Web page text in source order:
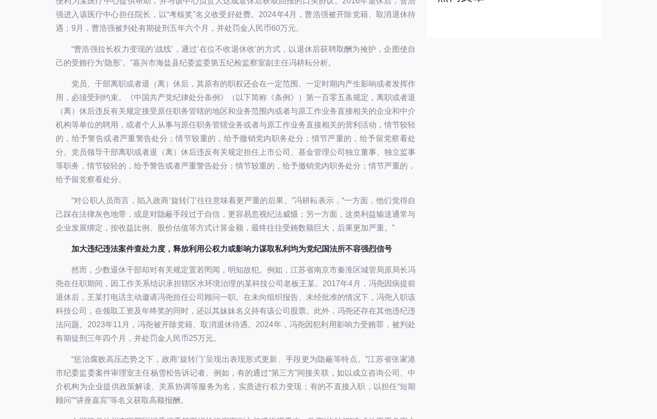
强进入该医疗中心担任院长，以“考核奖”名义收受好处费。2024年4月，曹浩强被开除党籍、取消退休待
遇；9月，曹浩强被判处有期徒刑五年六个月，并处罚金人民币60万元。
“曹浩强拉长权力变现的‘战线’，通过‘在位不收退休收’的方式，以退休后获聘取酬为掩护，企图使自
己的受贿行为‘隐形’。”嘉兴市海盐县纪委监委第五纪检监察室副主任冯耕耘分析。
党员、干部离职或者退（离）休后，其原有的职权还会在一定范围、一定时期内产生影响或者发挥作
用，必须受到约束。《中国共产党纪律处分条例》（以下简称《条例》）第一百零五条规定，离职或者退
（离）休后违反有关规定接受原任职务管辖的地区和业务范围内或者与原工作业务直接相关的企业和中介
机构等单位的聘用，或者个人从事与原任职务管辖业务或者与原工作业务直接相关的营利活动，情节较轻
的，给予警告或者严重警告处分；情节较重的，给予撤销党内职务处分；情节严重的，给予留党察看处
分。党员领导干部离职或者退（离）休后违反有关规定担任上市公司、基金管理公司独立董事、独立监事
等职务，情节较轻的，给予警告或者严重警告处分；情节较重的，给予撤销党内职务处分；情节严重的，
给予留党察看处分。
“对公职人员而言，陷入政商‘旋转门’往往意味着更严重的后果。”冯耕耘表示，“一方面，他们觉得自
己踩在法律灰色地带，或是对隐蔽手段过于自信，更容易忽视纪法威慑；另一方面，这类利益输送通常与
企业发展绑定，按收益比例、股价估值等方式计算金额，最终往往受贿数额巨大，后果更加严重。”
加大违纪违法案件查处力度，释放利用公权力或影响力谋取私利均为党纪国法所不容强烈信号
然而，少数退休干部却对有关规定置若罔闻，明知故犯。例如，江苏省南京市秦淮区城管局原局长冯
尧在任职期间，因工作关系结识承担辖区水环境治理的某科技公司老板王某。2017年4月，冯尧因病提前
退休后，王某打电话主动邀请冯尧担任公司顾问一职。在未向组织报告、未经批准的情况下，冯尧入职该
科技公司，在领取工资及年终奖的同时，还以其妹妹名义持有该公司股票。此外，冯尧还存在其他违纪违
法问题。2023年11月，冯尧被开除党籍、取消退休待遇。2024年，冯尧因犯利用影响力受贿罪，被判处
有期徒刑三年四个月，并处罚金人民币25万元。
“惩治腐败高压态势之下，政商‘旋转门’呈现出表现形式更新、手段更为隐蔽等特点。”江苏省张家港
市纪委监委案件审理室主任杨雪松告诉记者。例如，有的通过“第三方”间接关联，如以成立咨询公司、中
介机构为企业提供政策解读、关系协调等服务为名，实质进行权力变现；有的不直接入职，以担任“短期
顾问”“讲座嘉宾”等名义获取高额报酬。